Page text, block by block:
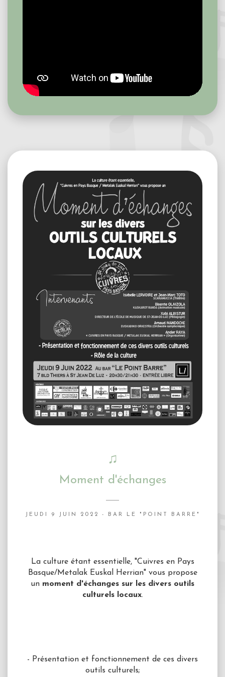
♫
Moment d'échanges
JEUDI 9 JUIN 2022 - BAR LE "POINT BARRE"
La culture étant essentielle, "Cuivres en Pays
Basque/Metalak Euskal Herrian" vous propose
un moment d'échanges sur les divers outils
culturels locaux.
- Présentation et fonctionnement de ces divers
outils culturels;